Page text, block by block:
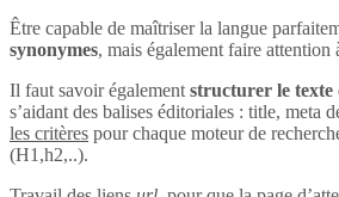
Être capable de maîtriser la langue
synonymes, mais également faire attention
Il faut savoir également structurer le texte
s’aidant des balises éditoriales : title, meta
les critères pour chaque moteur de
(H1,h2,..).